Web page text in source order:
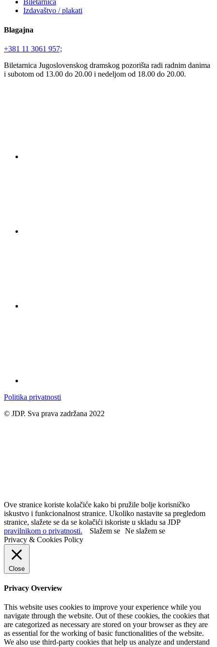
Biletarnica
Izdavaštvo / plakati
Blagajna
+381 11 3061 957;
Biletarnica Jugoslovenskog dramskog pozorišta radi radnim danima
i subotom od 13.00 do 20.00 i nedeljom od 18.00 do 20.00.
Politika privatnosti
© JDP. Sva prava zadržana 2022
Ove stranice koriste kolačiće kako bi pružile bolje korisničko
iskustvo i funkcionalnost stranice. Ukoliko nastavite sa pregledom
stranice, slažete se da se kolačići iskoriste u skladu sa JDP
pravilnikom o privatnosti.
Slažem se Ne slažem se
Privacy & Cookies Policy
Close
Privacy Overview
This website uses cookies to improve your experience while you
navigate through the website. Out of these cookies, the cookies that
are categorized as necessary are stored on your browser as they are
as essential for the working of basic functionalities of the website.
We also use third-party cookies that help us analyze and understand